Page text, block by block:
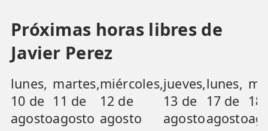
📍 Barrio Salamanca
📍 Carabanchel - Usera
📍 Bravo Murillo
📍 Getafe
Próximas horas libres de
Javier Perez
lunes,
10 de
agosto
martes,
11 de
agosto
miércoles,
12 de
agosto
jueves,
13 de
agosto
lunes,
17 de
agosto
18